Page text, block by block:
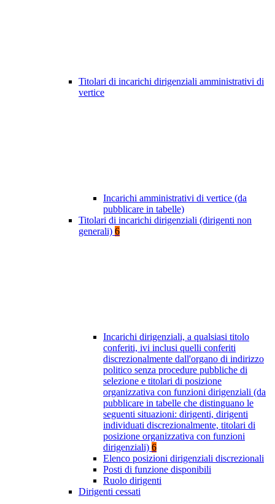
Titolari di incarichi dirigenziali amministrativi di
vertice
Incarichi amministrativi di vertice (da
pubblicare in tabelle)
Titolari di incarichi dirigenziali (dirigenti non
generali) 6
Incarichi dirigenziali, a qualsiasi titolo
conferiti, ivi inclusi quelli conferiti
discrezionalmente dall'organo di indirizzo
politico senza procedure pubbliche di
selezione e titolari di posizione
organizzativa con funzioni dirigenziali (da
pubblicare in tabelle che distinguano le
seguenti situazioni: dirigenti, dirigenti
individuati discrezionalmente, titolari di
posizione organizzativa con funzioni
dirigenziali) 6
Elenco posizioni dirigenziali discrezionali
Posti di funzione disponibili
Ruolo dirigenti
Dirigenti cessati